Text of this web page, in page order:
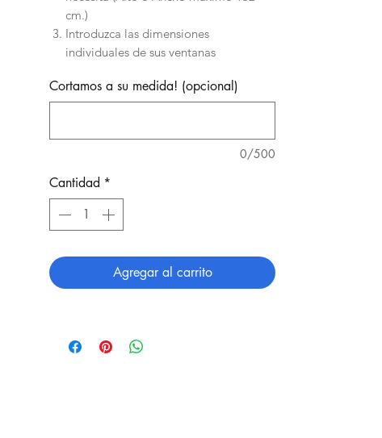
cm.)
Introduzca las dimensiones
individuales de sus ventanas
necesidad, ¿Cuál es la suya?Ante
cualquier duda. ¡Le Asesoramos!
sus ventanas.
Cortamos a su medida! (opcional)
0/500
Cantidad *
Agregar al carrito